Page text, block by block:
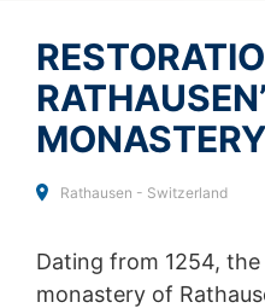
MONASTERY
Rathausen - Switzerland
Dating from 1254,
monastery of
Prehliadačový plugin
zodpovedajúcim
sa môže stať, že nebudete
využívať všetky funkcie
toho môžete zabrániť
na používanie tejto
údajov spoločnosťou
stiahnete a nainštalujete
k dispozícii pod
Táto stránka je chránená